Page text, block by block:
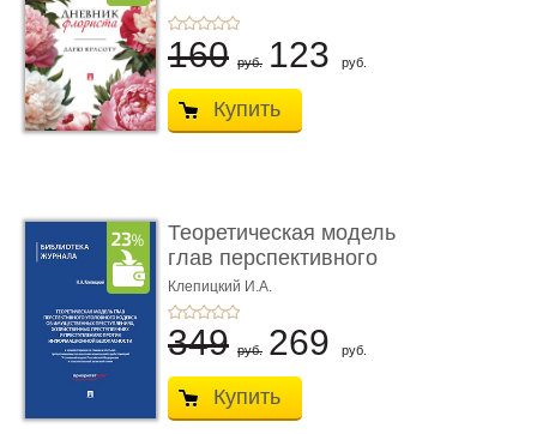
160 руб. 123 руб.
Купить
Теоретическая модель
глав перспективного
УК о ...
Клепицкий И.А.
349 руб. 269 руб.
Купить